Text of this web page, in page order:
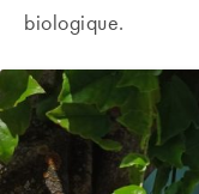
biologique.